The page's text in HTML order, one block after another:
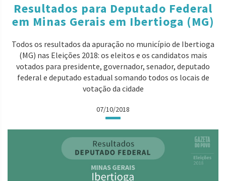
Resultados para Deputado Federal
em Minas Gerais em Ibertioga (MG)
Todos os resultados da apuração no município de Ibertioga
(MG) nas Eleições 2018: os eleitos e os candidatos mais
votados para presidente, governador, senador, deputado
federal e deputado estadual somando todos os locais de
votação da cidade
07/10/2018